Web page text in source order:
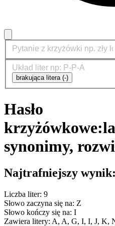
brakująca litera (-)
Hasło
krzyżówkowe:
synonimy,
Najtrafniejszy wynik:
Liczba liter: 9
Słowo zaczyna się na: Z
Słowo kończy się na: I
Zawiera litery: A, A, G, I, I, J, K,